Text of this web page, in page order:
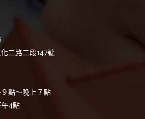
二路二段147號
點～晚上７點
午4點